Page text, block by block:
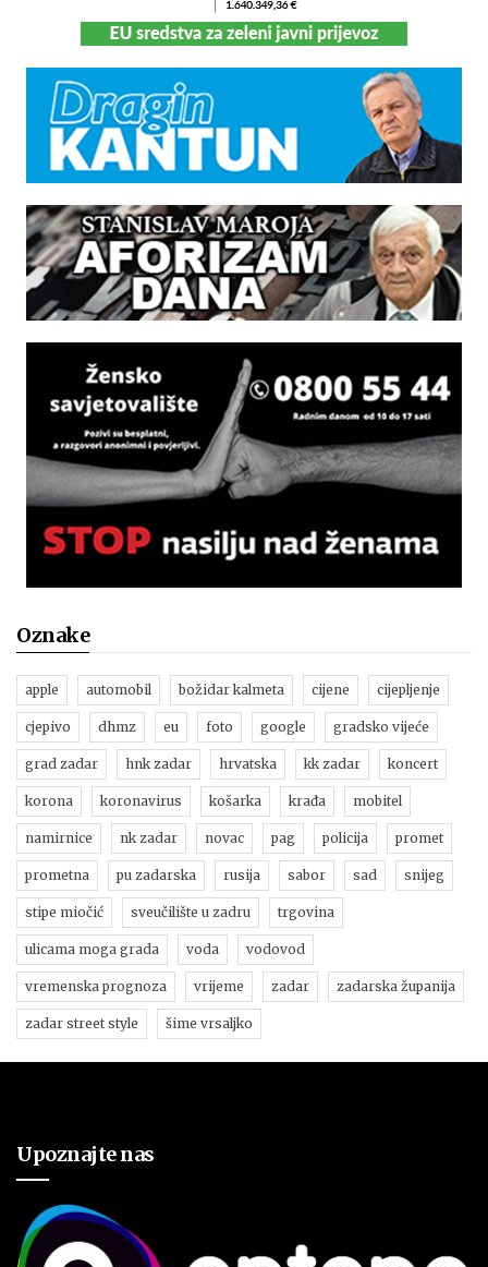
Oznake
apple automobil božidar kalmeta cijene cijepljenje
cjepivo dhmz eu foto google gradsko vijeće
grad zadar hnk zadar hrvatska kk zadar koncert
korona koronavirus košarka krađa mobitel
namirnice nk zadar novac pag policija promet
prometna pu zadarska rusija sabor sad snijeg
stipe miočić sveučilište u zadru trgovina
ulicama moga grada voda vodovod
vremenska prognoza vrijeme zadar zadarska županija
zadar street style šime vrsaljko
Upoznajte nas